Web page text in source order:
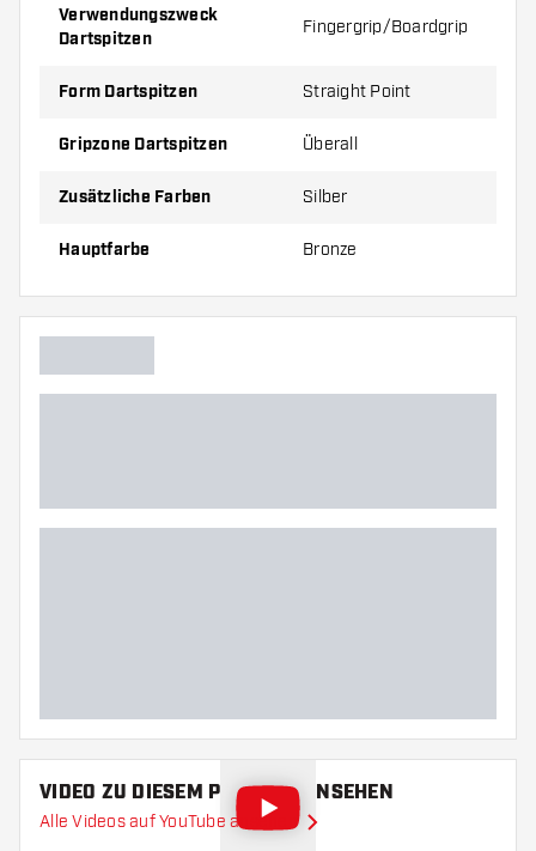
Verwendungszweck
Dartspitzen
Fingergrip/Boardgrip
Form Dartspitzen Straight Point
Gripzone Dartspitzen Überall
Zusätzliche Farben Silber
Hauptfarbe Bronze
VIDEO ZU DIESEM PRODUKT ANSEHEN
Alle Videos auf YouTube ansehen